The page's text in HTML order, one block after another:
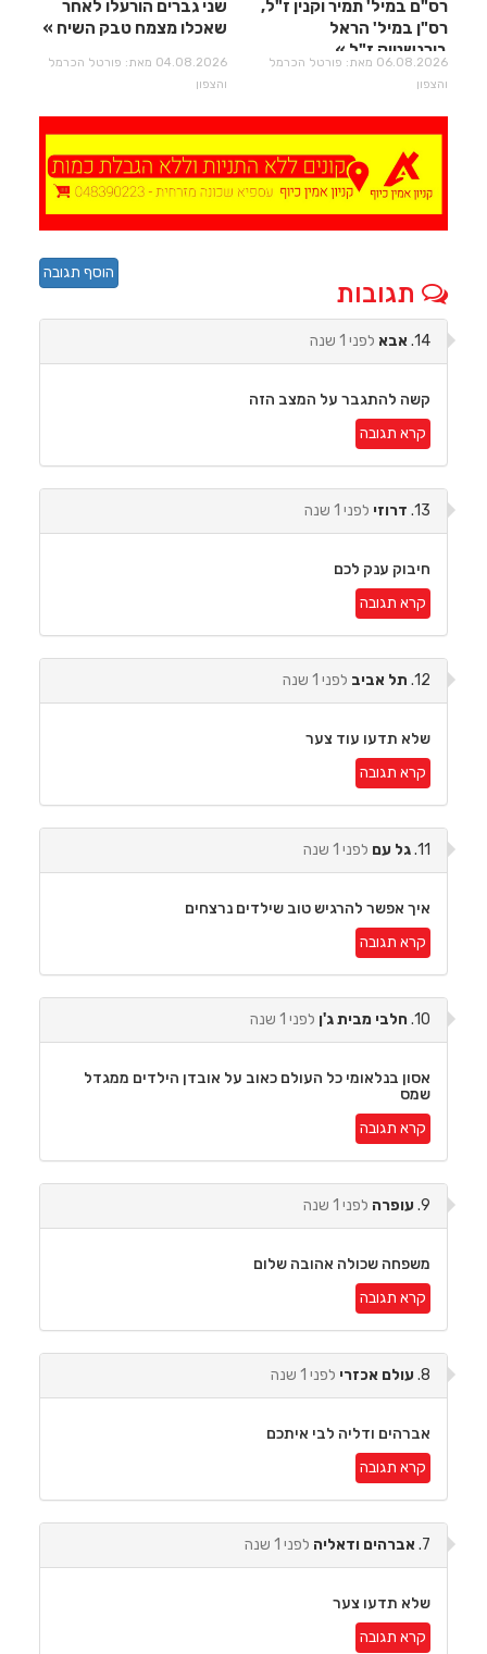
רס"ם במיל' תמיר וקנין ז"ל,
רס"ן במיל' הראל
בירנשטוק ז"ל
06.08.2026 מאת: פורטל הכרמל
והצפון
שני גברים הורעלו לאחר
שאכלו מצמח טבק השיח
04.08.2026 מאת: פורטל הכרמל
והצפון
תגובות
הוסף תגובה
14. אבא לפני 1 שנה
קשה להתגבר על המצב הזה
קרא תגובה
13. דרוזילפני 1 שנה
חיבוק ענק לכם
קרא תגובה
12. תל אביב לפני 1 שנה
שלא תדעו עוד צער
קרא תגובה
11. גל עםלפני 1 שנה
איך אפשר להרגיש טוב שילדים נרצחים
קרא תגובה
10. חלבי מבית ג'ןלפני 1 שנה
אסון בנלאומי כל העולם כאוב על אובדן הילדים ממגדל
שמס
קרא תגובה
עופרה לפני 1 שנה
משפחה שכולה אהובה שלום
קרא תגובה
עולם אכזרילפני 1 שנה
אברהים ודליה לבי איתכם
קרא תגובה
אברהים ודאליה לפני 1 שנה
שלא תדעו צער
קרא תגובה